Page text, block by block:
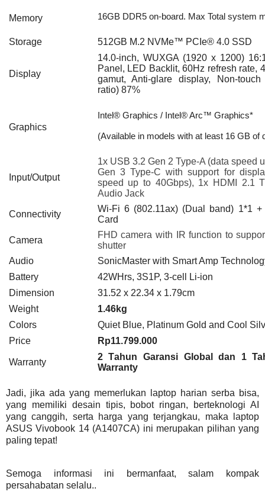
Memory 16GB DDR5 on-board. Max Total system
Storage 512GB M.2 NVMe™ PCIe® 4.0 SSD
Display
14.0-inch, WUXGA (1920 x 1200)
Panel, LED Backlit, 60Hz refresh rate,
gamut, Anti-glare display, Non-touch
ratio) 87%
Graphics
Intel® Graphics / Intel® Arc™ Graphics*
(Available in models with at least 16 GB of
Input/Output
1x USB 3.2 Gen 2 Type-A (data speed
Gen 3 Type-C with support for
speed up to 40Gbps), 1x HDMI 2.1
Audio Jack
Connectivity
Wi-Fi 6 (802.11ax) (Dual band) 1*1
Card
Camera
FHD camera with IR function to
shutter
Audio
SonicMaster with Smart Amp
Battery
42WHrs, 3S1P, 3-cell Li-ion
Dimension
31.52 x 22.34 x 1.79cm
Weight
1.46kg
Colors
Quiet Blue, Platinum Gold and Cool
Price
Rp11.799.000
Warranty
2TahunGaransi Global
dan 1
Warranty
Jadi, jika ada yang memerlukan laptop harian serba bisa,
yang memiliki desain tipis, bobot ringan, berteknologi AI
yang canggih, serta harga yang terjangkau, maka laptop
ASUS Vivobook 14 (A1407CA) ini merupakan pilihan yang
paling tepat!
Semoga informasi ini bermanfaat, salam kompak
persahabatan selalu..